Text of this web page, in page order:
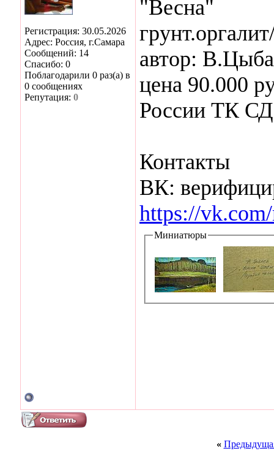
Регистрация: 30.05.2026
Адрес: Россия, г.Самара
Сообщений: 14
Спасибо: 0
Поблагодарили 0 раз(а) в
0 сообщениях
Репутация: 0
"Весна"
автор:
цена 90.000
России ТК
Контакты
ВК:
https://
Миниатюры
«